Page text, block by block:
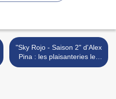
"Sky Rojo - Saison 2" d'Alex
Pina : les plaisanteries les
plus courtes... >